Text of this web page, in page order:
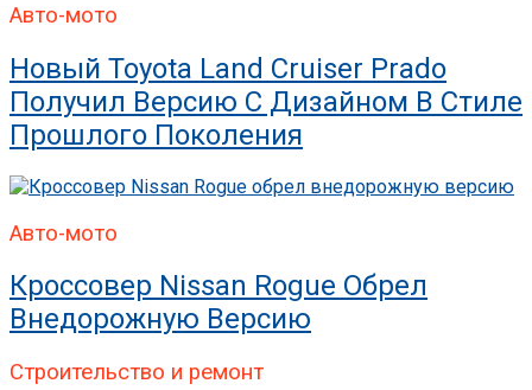
Авто-мото
Новый Toyota Land Cruiser Prado
Получил Версию С Дизайном В Стиле
Прошлого Поколения
Авто-мото
Кроссовер Nissan Rogue Обрел
Внедорожную Версию
Строительство и ремонт